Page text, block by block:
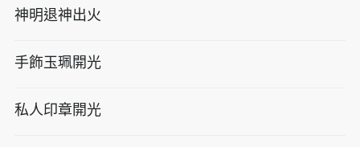
神明退神出火
手飾玉珮開光
私人印章開光